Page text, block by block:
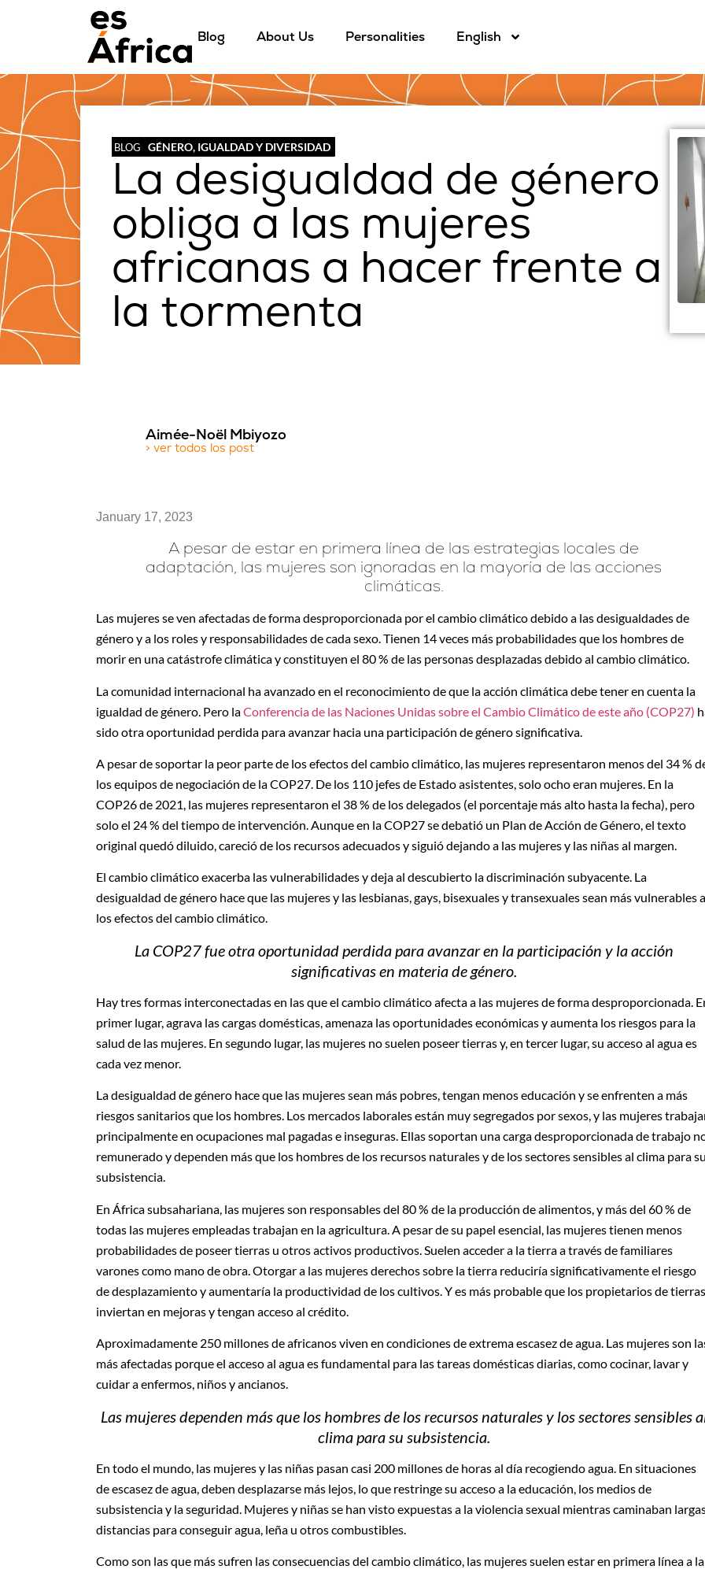
Blog About Us Personalities English
BLOG GÉNERO, IGUALDAD Y DIVERSIDAD
La desigualdad de género
obliga a las mujeres
africanas a hacer frente a
la tormenta
Aimée-Noël Mbiyozo
> ver todos los post
January 17, 2023
A pesar de estar en primera línea de las estrategias locales de
adaptación, las mujeres son ignoradas en la mayoría de las acciones
climáticas.
Las mujeres se ven afectadas de forma desproporcionada por el cambio climático debido a las desigualdades de
género y a los roles y responsabilidades de cada sexo. Tienen 14 veces más probabilidades que los hombres de
morir en una catástrofe climática y constituyen el 80 % de las personas desplazadas debido al cambio climático.
La comunidad internacional ha avanzado en el reconocimiento de que la acción climática debe tener en cuenta la
igualdad de género. Pero laConferencia de las Naciones Unidas sobre el Cambio Climático de este año (COP27)
sido otra oportunidad perdida para avanzar hacia una participación de género significativa.
A pesar de soportar la peor parte de los efectos del cambio climático, las mujeres representaron menos del 34 %
los equipos de negociación de la COP27. De los 110 jefes de Estado asistentes, solo ocho eran mujeres. En la
COP26 de 2021, las mujeres representaron el 38 % de los delegados (el porcentaje más alto hasta la fecha), pero
solo el 24 % del tiempo de intervención. Aunque en la COP27 se debatió un Plan de Acción de Género, el texto
original quedó diluido, careció de los recursos adecuados y siguió dejando a las mujeres y las niñas al margen.
El cambio climático exacerba las vulnerabilidades y deja al descubierto la discriminación subyacente. La
desigualdad de género hace que las mujeres y las lesbianas, gays, bisexuales y transexuales sean más vulnerables a
los efectos del cambio climático.
La COP27 fue otra oportunidad perdida para avanzar en la participación y la acción
significativas en materia de género.
Hay tres formas interconectadas en las que el cambio climático afecta a las mujeres de forma desproporcionada.
primer lugar, agrava las cargas domésticas, amenaza las oportunidades económicas y aumenta los riesgos para la
salud de las mujeres. En segundo lugar, las mujeres no suelen poseer tierras y, en tercer lugar, su acceso al agua es
cada vez menor.
La desigualdad de género hace que las mujeres sean más pobres, tengan menos educación y se enfrenten a más
riesgos sanitarios que los hombres. Los mercados laborales están muy segregados por sexos, y las mujeres
principalmente en ocupaciones mal pagadas e inseguras. Ellas soportan una carga desproporcionada de trabajo
remunerado y dependen más que los hombres de los recursos naturales y de los sectores sensibles al clima para
subsistencia.
En África subsahariana, las mujeres son responsables del 80 % de la producción de alimentos, y más del 60 % de
todas las mujeres empleadas trabajan en la agricultura. A pesar de su papel esencial, las mujeres tienen menos
probabilidades de poseer tierras u otros activos productivos. Suelen acceder a la tierra a través de familiares
varones como mano de obra. Otorgar a las mujeres derechos sobre la tierra reduciría significativamente el riesgo
de desplazamiento y aumentaría la productividad de los cultivos. Y es más probable que los propietarios de tierras
inviertan en mejoras y tengan acceso al crédito.
Aproximadamente 250 millones de africanos viven en condiciones de extrema escasez de agua. Las mujeres son
más afectadas porque el acceso al agua es fundamental para las tareas domésticas diarias, como cocinar, lavar y
cuidar a enfermos, niños y ancianos.
Las mujeres dependen más que los hombres de los recursos naturales y los sectores sensibles
clima para su subsistencia.
En todo el mundo, las mujeres y las niñas pasan casi 200 millones de horas al día recogiendo agua. En situaciones
de escasez de agua, deben desplazarse más lejos, lo que restringe su acceso a la educación, los medios de
subsistencia y la seguridad. Mujeres y niñas se han visto expuestas a la violencia sexual mientras caminaban
distancias para conseguir agua, leña u otros combustibles.
Como son las que más sufren las consecuencias del cambio climático, las mujeres suelen estar en primera línea a la